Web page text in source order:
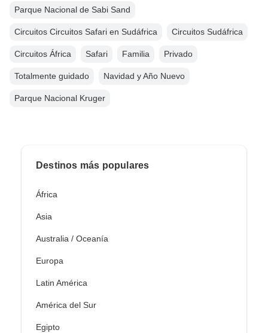
Parque Nacional de Sabi Sand
Circuitos Circuitos Safari en Sudáfrica Circuitos Sudáfrica
Circuitos África Safari Familia Privado
Totalmente guidado Navidad y Año Nuevo
Parque Nacional Kruger
Destinos más populares
África
Asia
Australia / Oceanía
Europa
Latin América
América del Sur
Egipto